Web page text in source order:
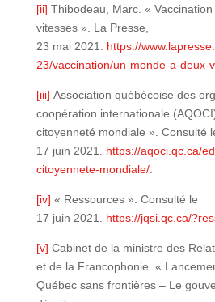
[ii] Thibodeau, Marc. «
vitesses ». La Presse,
23 mai 2021. https://
23/vaccination/un-monde-a-deux-
[iii] Association québécoise des
coopération internationale
citoyenneté mondiale ». Consulté
17 juin 2021. https://aqoci.qc.ca/
citoyennete-mondiale/.
[iv] « Ressources ». Consulté le
17 juin 2021. https://jqsi.qc.ca/
[v] Cabinet de la ministre des
et de la Francophonie. «
Québec sans frontières – Le